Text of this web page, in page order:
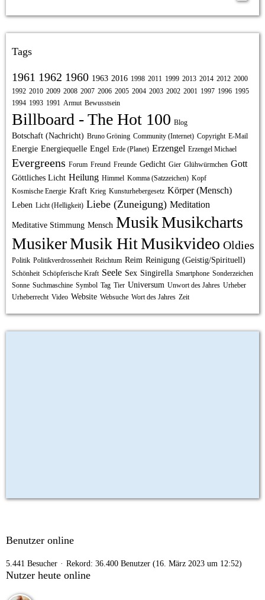
Tags
1961 1962 1960 1963 2016 1998 2011 1999 2013 2014 2012 2000
1992 2010 2009 2008 2007 2006 2005 2004 2003 2002 2001 1997 1996 1995
1994 1993 1991 Armut Bewusstsein
Billboard - The Hot 100 Blog
Botschaft (Nachricht) Bruno Gröning Community (Internet) Copyright E-Mail
Energie Energiequelle Engel Erde (Planet) Erzengel Erzengel Michael
Evergreens Forum Freund Freunde Gedicht Gier Glühwürmchen Gott
Göttliches Licht Heilung Himmel Komma (Satzzeichen) Kopf
Kosmische Energie Kraft Krieg Kunsturhebergesetz Körper (Mensch)
Leben Licht (Helligkeit) Liebe (Zuneigung) Meditation
Meditative Stimmung Mensch MusikMusikcharts
MusikerMusik HitMusikvideo Oldies
Politik Politikverdrossenheit Reichtum Reim Reinigung (Geistig/Spirituell)
Schönheit Schöpferische Kraft Seele Sex Singirella Smartphone Sonderzeichen
Sonne Suchmaschine Symbol Tag Tier Universum Unwort des Jahres Urheber
Urheberrecht Video Website Websuche Wort des Jahres Zeit
Benutzer online
5.441 Besucher Rekord: 36.400 Benutzer (16. März 2023 um 12:52)
Nutzer heute online